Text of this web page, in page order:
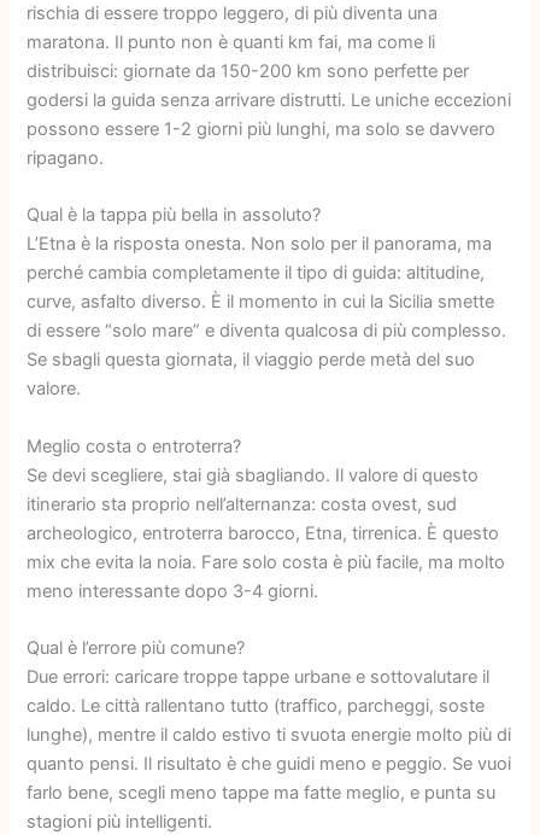
rischia di essere troppo leggero, di più diventa una
maratona. Il punto non è quanti km fai, ma come li
distribuisci: giornate da 150-200 km sono perfette per
godersi la guida senza arrivare distrutti. Le uniche eccezioni
possono essere 1-2 giorni più lunghi, ma solo se davvero
ripagano.
Qual è la tappa più bella in assoluto?
L’Etna è la risposta onesta. Non solo per il panorama, ma
perché cambia completamente il tipo di guida: altitudine,
curve, asfalto diverso. È il momento in cui la Sicilia smette
di essere “solo mare” e diventa qualcosa di più complesso.
Se sbagli questa giornata, il viaggio perde metà del suo
valore.
Meglio costa o entroterra?
Se devi scegliere, stai già sbagliando. Il valore di questo
itinerario sta proprio nell’alternanza: costa ovest, sud
archeologico, entroterra barocco, Etna, tirrenica. È questo
mix che evita la noia. Fare solo costa è più facile, ma molto
meno interessante dopo 3-4 giorni.
Qual è l’errore più comune?
Due errori: caricare troppe tappe urbane e sottovalutare il
caldo. Le città rallentano tutto (traffico, parcheggi, soste
lunghe), mentre il caldo estivo ti svuota energie molto più di
quanto pensi. Il risultato è che guidi meno e peggio. Se vuoi
farlo bene, scegli meno tappe ma fatte meglio, e punta su
stagioni più intelligenti.